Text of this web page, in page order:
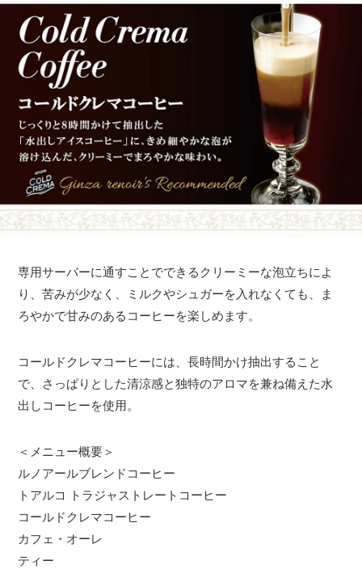
専用サーバーに通すことでできるクリーミーな泡立ちによ
り、苦みが少なく、ミルクやシュガーを入れなくても、ま
ろやかで甘みのあるコーヒーを楽しめます。
コールドクレマコーヒーには、長時間かけ抽出すること
で、さっぱりとした清涼感と独特のアロマを兼ね備えた水
出しコーヒーを使用。
＜メニュー概要＞
ルノアールブレンドコーヒー
トアルコ トラジャストレートコーヒー
コールドクレマコーヒー
カフェ・オーレ
ティー